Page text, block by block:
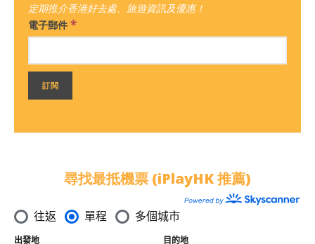
定期推介香港好去處、旅遊資訊及優惠！
電子郵件 *
尋找最抵機票 (iPlayHK 推薦)